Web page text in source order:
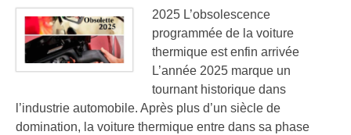
2025 L’obsolescence
programmée de la voiture
thermique est enfin arrivée
L’année 2025 marque un
tournant historique dans
l’industrie automobile. Après plus d’un siècle de
domination, la voiture thermique entre dans sa phase